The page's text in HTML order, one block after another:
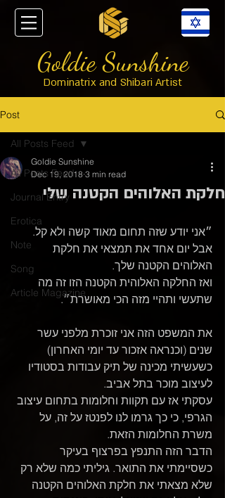
Goldie Sunshine
Dominatrix and Shibari Artist
Post
All Posts Feed
Journal Entry
Erotica
Note
Song
Article Magazine
All Posts Feed
חלקת האלוהים הקטנה שלי
Goldie Sunshine
Dec 19, 2018 3 min read
״אני יודע שזה תחום מאוד קשה ולא קל.
אבל יום אחד את תמצאי את חלקת
האלוהים הקטנה שלך.
ואז החלקה האלוהית הקטנה הזו זה מה
שתעשי ותהיי מזה הכי מאושרת״.
את המשפט הזה אני זוכרת מלפני עשר
שנים (וכנראה אזכור עד יומי האחרון)
כשעשיתי מכינה של תיק עבודות בסטודיו
לעיצוב מוכר בתל אביב.
עסקתי אז עם תקוות וחלומות בתחום עיצוב
הגרפי, כי כך גרמו לנו לפנטז על זה, על
משרת החלומות הזאת.
הדבר הזה התנפץ בפרצוף בעיקר
כשסיימתי את התואר. גיליתי כמה שלא רק
שלא מצאתי את חלקת האלוהים הקטנה